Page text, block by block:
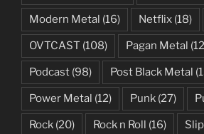
Modern Metal (16) Netflix (18)
OVTCAST (108) Pagan Metal
Podcast (98) Post Black Metal
Power Metal (12) Punk (27)
Rock (20) Rock n Roll (16)